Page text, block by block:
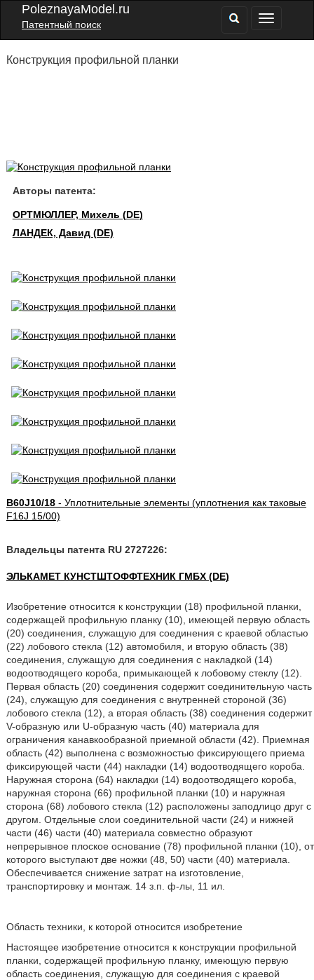
PoleznayaModel.ru
Патентный поиск
Конструкция профильной планки
Авторы патента:
ОРТМЮЛЛЕР, Михель (DE)
ЛАНДЕК, Давид (DE)
B60J10/18- Уплотнительные элементы (уплотнения как таковые
F16J 15/00)
Владельцы патента RU 2727226:
ЭЛЬКАМЕТ КУНСТШТОФФТЕХНИК ГМБХ (DE)
Изобретение относится к конструкции (18) профильной планки,
содержащей профильную планку (10), имеющей первую область
(20) соединения, служащую для соединения с краевой областью
(22) лобового стекла (12) автомобиля, и вторую область (38)
соединения, служащую для соединения с накладкой (14)
водоотводящего короба, примыкающей к лобовому стеклу (12).
Первая область (20) соединения содержит соединительную часть
(24), служащую для соединения с внутренней стороной (36)
лобового стекла (12), а вторая область (38) соединения содержит
V-образную или U-образную часть (40) материала для
ограничения канавкообразной приемной области (42). Приемная
область (42) выполнена с возможностью фиксирующего приема
фиксирующей части (44) накладки (14) водоотводящего короба.
Наружная сторона (64) накладки (14) водоотводящего короба,
наружная сторона (66) профильной планки (10) и наружная
сторона (68) лобового стекла (12) расположены заподлицо друг с
другом. Отдельные слои соединительной части (24) и нижней
части (46) части (40) материала совместно образуют
непрерывное плоское основание (78) профильной планки (10), от
которого выступают две ножки (48, 50) части (40) материала.
Обеспечивается снижение затрат на изготовление,
транспортировку и монтаж. 14 з.п. ф-лы, 11 ил.
Область техники, к которой относится изобретение
Настоящее изобретение относится к конструкции профильной
планки, содержащей профильную планку, имеющую первую
область соединения, служащую для соединения с краевой